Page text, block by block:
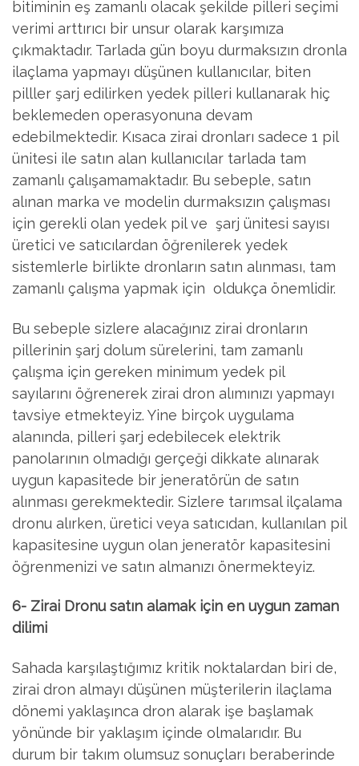
bitiminin eş zamanlı olacak şekilde pilleri seçimi
verimi arttırıcı bir unsur olarak karşımıza
çıkmaktadır. Tarlada gün boyu durmaksızın dronla
ilaçlama yapmayı düşünen kullanıcılar, biten
pilller şarj edilirken yedek pilleri kullanarak hiç
beklemeden operasyonuna devam
edebilmektedir. Kısaca zirai dronları sadece 1 pil
ünitesi ile satın alan kullanıcılar tarlada tam
zamanlı çalışamamaktadır. Bu sebeple, satın
alınan marka ve modelin durmaksızın çalışması
için gerekli olan yedek pil ve şarj ünitesi sayısı
üretici ve satıcılardan öğrenilerek yedek
sistemlerle birlikte dronların satın alınması, tam
zamanlı çalışma yapmak için oldukça önemlidir.
Bu sebeple sizlere alacağınız zirai dronların
pillerinin şarj dolum sürelerini, tam zamanlı
çalışma için gereken minimum yedek pil
sayılarını öğrenerek zirai dron alımınızı yapmayı
tavsiye etmekteyiz. Yine birçok uygulama
alanında, pilleri şarj edebilecek elektrik
panolarının olmadığı gerçeği dikkate alınarak
uygun kapasitede bir jeneratörün de satın
alınması gerekmektedir. Sizlere tarımsal ilçalama
dronu alırken, üretici veya satıcıdan, kullanılan pil
kapasitesine uygun olan jeneratör kapasitesini
öğrenmenizi ve satın almanızı önermekteyiz.
6- Zirai Dronu satın alamak için en uygun zaman
dilimi
Sahada karşılaştığımız kritik noktalardan biri de,
zirai dron almayı düşünen müşterilerin ilaçlama
dönemi yaklaşınca dron alarak işe başlamak
yönünde bir yaklaşım içinde olmalarıdır. Bu
durum bir takım olumsuz sonuçları beraberinde